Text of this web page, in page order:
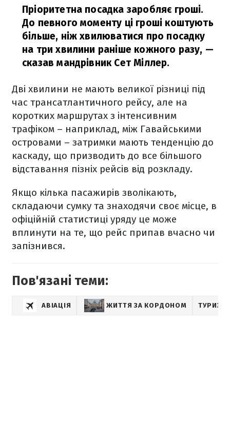
Пріоритетна посадка заробляє гроші.
До певного моменту ці гроші коштують
більше, ніж хвилюватися про посадку
на три хвилини раніше кожного разу, —
сказав мандрівник Сет Міллер.
Дві хвилини не мають великої різниці під
час трансатлантичного рейсу, але на
коротких маршрутах з інтенсивним
трафіком – наприклад, між Гавайськими
островами – затримки мають тенденцію до
каскаду, що призводить до все більшого
відставання пізніх рейсів від розкладу.
Якщо кілька пасажирів зволікають,
складаючи сумку та знаходячи своє місце, в
офіційній статистиці уряду це може
вплинути на те, що рейс припав вчасно чи
запізнився.
Пов'язані теми:
АВІАЦІЯ ЖИТТЯ ЗА КОРДОНОМ ТУРИЗМ